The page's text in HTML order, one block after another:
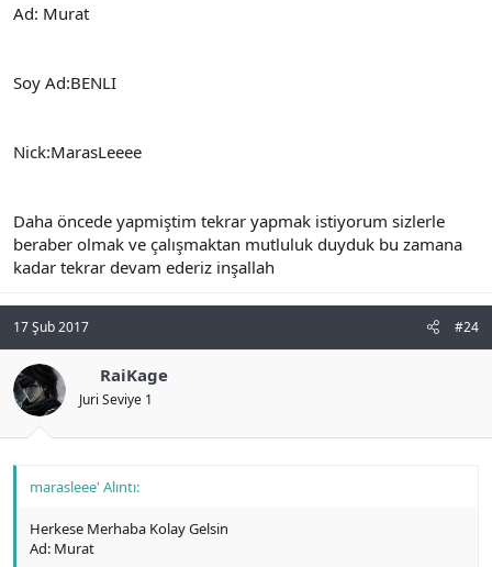
Ad: Murat
Soy Ad:BENLI
Nick:MarasLeeee
Daha öncede yapmiştim tekrar yapmak istiyorum sizlerle
beraber olmak ve çalışmaktan mutluluk duyduk bu zamana
kadar tekrar devam ederiz inşallah
17 Şub 2017 #24
RaiKage
Juri Seviye 1
marasleee' Alıntı:
Herkese Merhaba Kolay Gelsin
Ad: Murat